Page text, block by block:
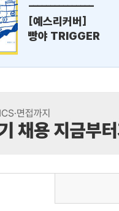
---------------
[예스리커버]
빵야 TRIGGER